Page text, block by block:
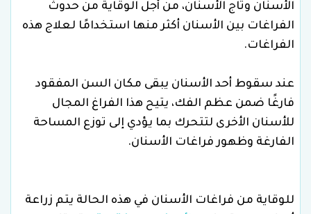
الأسنان وتاج الأسنان، من أجل الوقاية من حدوث
الفراغات بين الأسنان أكثر منها استخدامًا لعلاج هذه
الفراغات.
عند سقوط أحد الأسنان يبقى مكان السن المفقود
فارغًا ضمن عظم الفك، يتيح هذا الفراغ المجال
للأسنان الأخرى لتتحرك بما يؤدي إلى توزع المساحة
الفارغة وظهور فراغات الأسنان.
للوقاية من فراغات الأسنان في هذه الحالة يتم زراعة